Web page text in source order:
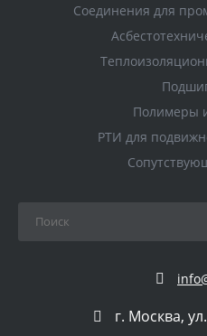
Соединения для
Полимеры
РТИ для
г. Москва,